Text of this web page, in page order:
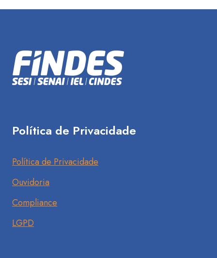
Política de Privacidade
Política de Privacidade
Ouvidoria
Compliance
LGPD